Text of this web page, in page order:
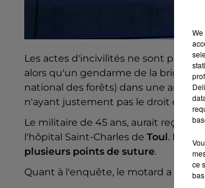
Les actes d'incivilités ne sont pas
alors qu'un gendarme de la brigade
national des forêts) dans une
n'ayant justement pas le droit d'être
Le militaire de 45 ans, aurait reçu
l'hôpital Saint-Charles de Toul. Il ne
plusieurs points de suture.
Quant à l'enquête, le motard a été
We
ce